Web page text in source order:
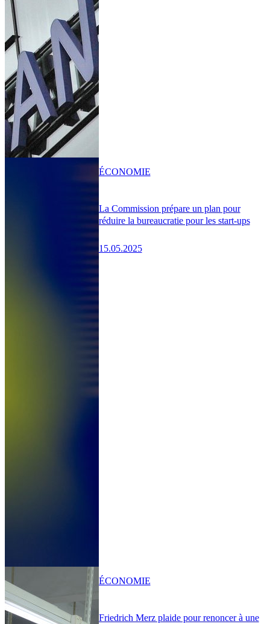
La Commission prépare un plan pour
réduire la bureaucratie pour les start-ups
15.05.2025
ÉCONOMIE
Friedrich Merz plaide pour renoncer à une
ÉCONOMIE